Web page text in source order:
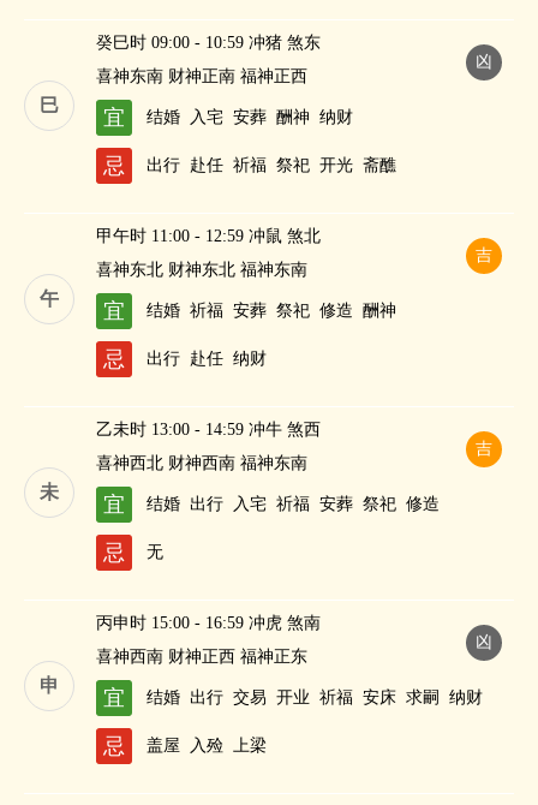
巳
凶
癸巳时 09:00 - 10:59 冲猪 煞东
喜神东南 财神正南 福神正西
宜 结婚 入宅 安葬 酬神 纳财
忌 出行 赴任 祈福 祭祀 开光 斋醮
午
吉
甲午时 11:00 - 12:59 冲鼠 煞北
喜神东北 财神东北 福神东南
宜 结婚 祈福 安葬 祭祀 修造 酬神
忌 出行 赴任 纳财
未
吉
乙未时 13:00 - 14:59 冲牛 煞西
喜神西北 财神西南 福神东南
宜 结婚 出行 入宅 祈福 安葬 祭祀 修造
忌 无
申
凶
丙申时 15:00 - 16:59 冲虎 煞南
喜神西南 财神正西 福神正东
宜 结婚 出行 交易 开业 祈福 安床 求嗣 纳财
忌 盖屋 入殓 上梁